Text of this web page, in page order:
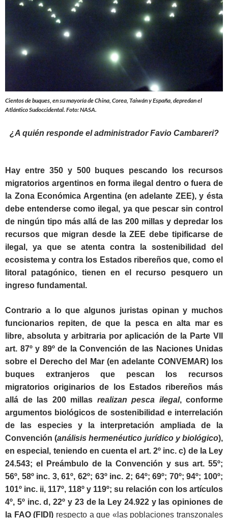
Cientos de buques, en su mayoría de China, Corea, Taiwán y España, depredan el
Atlántico Sudoccidental. Foto: NASA.
¿A quién responde el administrador Favio Cambareri?
Hay entre 350 y 500 buques pescando los recursos
migratorios argentinos en forma ilegal dentro o fuera de
la Zona Económica Argentina (en adelante ZEE), y ésta
debe entenderse como ilegal, ya que pescar sin control
de ningún tipo más allá de las 200 millas y depredar los
recursos que migran desde la ZEE debe tipificarse de
ilegal, ya que se atenta contra la sostenibilidad del
ecosistema y contra los Estados ribereños que, como el
litoral patagónico, tienen en el recurso pesquero un
ingreso fundamental.
Contrario a lo que algunos juristas opinan y muchos
funcionarios repiten, de que la pesca en alta mar es
libre, absoluta y arbitraria por aplicación de la Parte VII
art. 87º y 89º de la Convención de las Naciones Unidas
sobre el Derecho del Mar (en adelante CONVEMAR) los
buques extranjeros que pescan los recursos
migratorios originarios de los Estados ribereños más
allá de las 200 millas realizan pesca ilegal, conforme
argumentos biológicos de sostenibilidad e interrelación
de las especies y la interpretación ampliada de la
Convención (análisis hermenéutico jurídico y biológico),
en especial, teniendo en cuenta el art. 2º inc. c) de la Ley
24.543; el Preámbulo de la Convención y sus art. 55º;
56º, 58º inc. 3, 61º, 62º; 63º inc. 2; 64º; 69º; 70º; 94º; 100º;
101º inc. ii, 117º, 118º y 119º; su relación con los artículos
4º, 5º inc. d, 22º y 23 de la Ley 24.922 y las opiniones de
la FAO (FIDI) respecto a que «las poblaciones transzonales